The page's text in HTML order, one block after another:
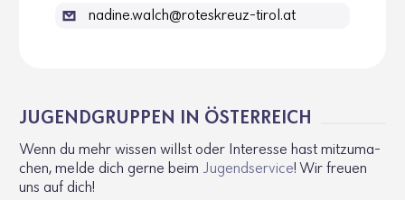
nadine.walch@roteskreuz-tirol.at
JUGEND­GRUPPEN IN ÖSTER­REICH
Wenn du mehr wissen willst oder Inter­esse hast mitzu­ma­
chen, melde dich gerne beim Jugend­ser­vice! Wir freuen
uns auf dich!